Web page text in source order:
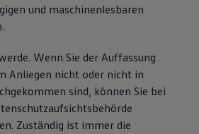
und maschinenlesbaren
Wenn Sie der Auffassung
Anliegen nicht oder nicht in
sind, können Sie bei
Zuständig ist immer die